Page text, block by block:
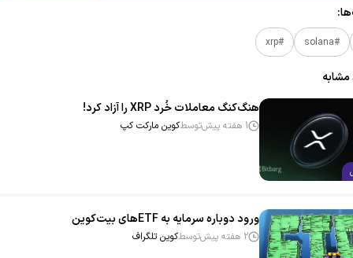
#solana
#xrp
هنگ‌کنگ معاملات خُرد XRP را آزاد کرد!
1 هفته پیش توسطکوین مارکت کپ
ورود دوباره سرمایه به ETFهای بیت‌کوین!
2 هفته پیش توسطکوین تلگراف